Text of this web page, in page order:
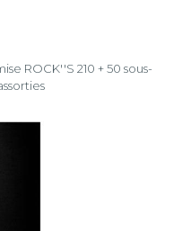
ROCK''S 210 + 50 sous-